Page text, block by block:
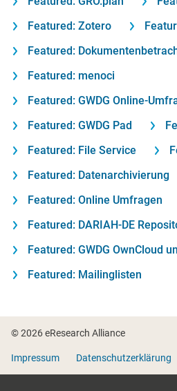
Featured: Zotero
Featured:
Featured: menoci
Featured: GWDG Online-
Featured: GWDG Pad
Featured: File Service
Featured: Datenarchivierung
Featured: Online Umfragen
Featured: DARIAH-DE
Featured: GWDG OwnCloud
Featured: Mailinglisten
© 2026 eResearch Alliance
Impressum Datenschutzerklärung